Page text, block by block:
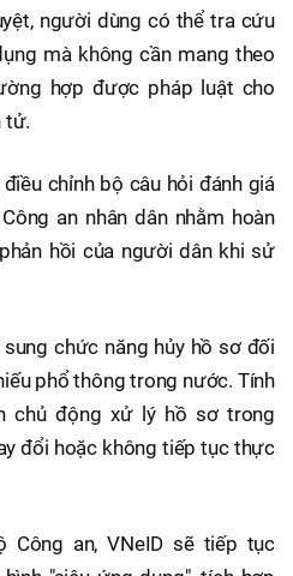
người dùng có thể tra cứu
mà không cần mang theo
hợp được pháp luật cho
tử.
chỉnh bộ câu hỏi đánh giá
an nhân dân nhằm hoàn
hồi của người dân khi sử
chức năng hủy hồ sơ đối
phổ thông trong nước. Tính
chủ động xử lý hồ sơ trong
đổi hoặc không tiếp tục thực
Công an, VNeID sẽ tiếp tục